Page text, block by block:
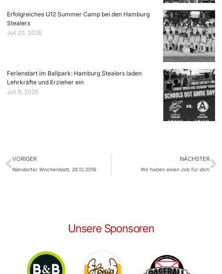
Erfolgreiches U12 Summer Camp bei den Hamburg
Stealers
Juli 20, 2026
Ferienstart im Ballpark: Hamburg Stealers laden
Lehrkräfte und Erzieher ein
Juli 9, 2026
VORIGER
Niendorfer Wochenblatt, 28.12.2016
NÄCHSTER
Wir haben einen Job für dich
Unsere Sponsoren